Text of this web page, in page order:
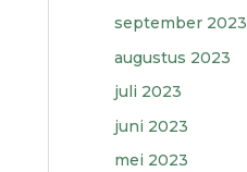
september 2023
augustus 2023
juli 2023
juni 2023
mei 2023